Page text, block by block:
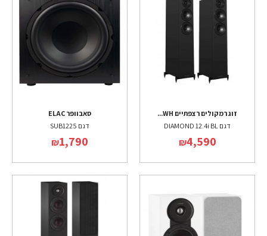
זוג רמקולים רצפתיים WH...
דגם DIAMOND 12.4i BL
₪4,590
סאבוופר ELAC
דגם SUB1225
₪1,790